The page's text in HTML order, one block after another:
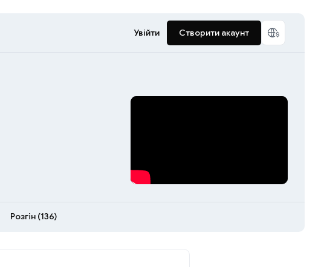
Увійти Створити акаунт
Розгін (136)